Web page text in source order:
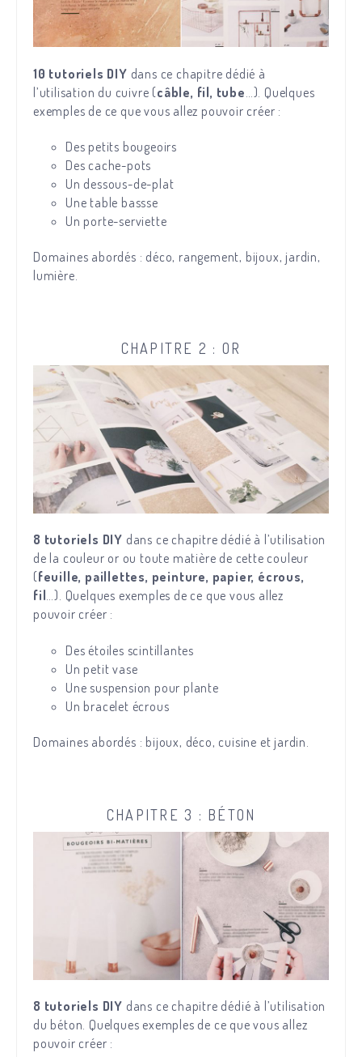
10 tutoriels DIY dans ce chapitre dédié à
l’utilisation du cuivre (câble, fil, tube …). Quelques
exemples de ce que vous allez pouvoir créer :
Des petits bougeoirs
Des cache-pots
Un dessous-de-plat
Une table bassse
Un porte-serviette
Domaines abordés : déco, rangement, bijoux, jardin,
lumière.
CHAPITRE 2 : OR
8 tutoriels DIY dans ce chapitre dédié à l’utilisation
de la couleur or ou toute matière de cette couleur
(feuille, paillettes, peinture, papier, écrous,
fil…). Quelques exemples de ce que vous allez
pouvoir créer :
Des étoiles scintillantes
Un petit vase
Une suspension pour plante
Un bracelet écrous
Domaines abordés : bijoux, déco, cuisine et jardin.
CHAPITRE 3 : BÉTON
8 tutoriels DIY dans ce chapitre dédié à l’utilisation
du béton. Quelques exemples de ce que vous allez
pouvoir créer :